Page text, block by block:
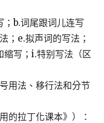
b.词尾跟词儿连写
；e.拟声词的写法；
写；i.特别写法（区
用法、移行法和分节
的拉丁化课本》）：